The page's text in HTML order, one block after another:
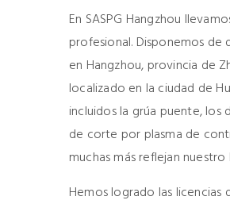
En SASPG Hangzhou
profesional. Disponemos
en Hangzhou, provincia de
localizado en la ciudad de
incluidos la grúa puente, los
de corte por plasma de
muchas más reflejan
Hemos logrado las